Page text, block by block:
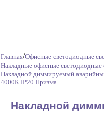
Главная/Офисные светодиодные
Накладные офисные
Накладной диммируемый
4000К IP20 Призма
Накладной